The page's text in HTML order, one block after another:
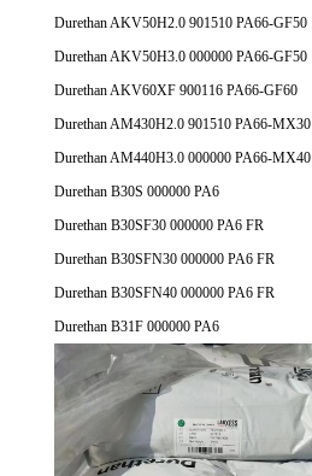
Durethan AKV50H2.0 901510 PA66-GF50
Durethan AKV50H3.0 000000 PA66-GF50
Durethan AKV60XF 900116 PA66-GF60
Durethan AM430H2.0 901510 PA66-MX30
Durethan AM440H3.0 000000 PA66-MX40
Durethan B30S 000000 PA6
Durethan B30SF30 000000 PA6 FR
Durethan B30SFN30 000000 PA6 FR
Durethan B30SFN40 000000 PA6 FR
Durethan B31F 000000 PA6